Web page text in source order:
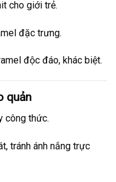
cho giới trẻ.
đặc trưng.
độc đáo, khác biệt.
quản
công thức.
tránh ánh nắng trực